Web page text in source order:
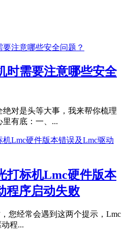
时需要注意哪些安全
对是头等大事，我来帮你梳理
有底：一、...
打标机Lmc硬件版本
程序启动失败
您经常会遇到这两个提示，Lmc
程...